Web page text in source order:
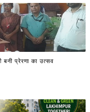
बनी प्रेरणा का उत्सव